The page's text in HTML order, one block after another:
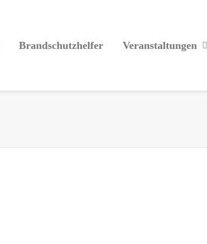
Brandschutzhelfer Veranstaltungen